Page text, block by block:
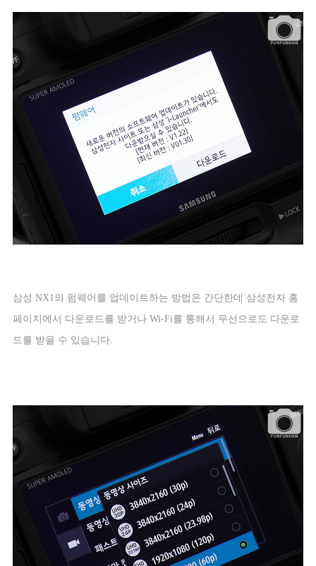
삼성 NX1 의 펌웨어를 업데이트하는 방법은 간단한데 삼성전자 홈
페이지에서 다운로드를 받거나 Wi-Fi를 통해서 무선으로도 다운로
드를 받을 수 있습니다